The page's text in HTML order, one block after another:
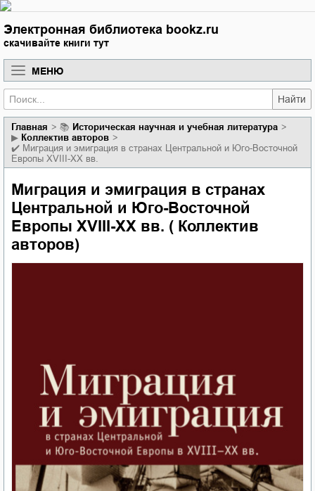
Электронная библиотека bookz.ru
скачивайте книги тут
МЕНЮ
Найти
Главная 📚
историческая научная и учебная литература
▶ Коллектив авторов
✔️ Миграция и эмиграция в странах Центральной и Юго-Восточной
Европы XVIII-XX вв.
Миграция и эмиграция в странах
Центральной и Юго-Восточной
Европы XVIII-XX вв. ( Коллектив
авторов)